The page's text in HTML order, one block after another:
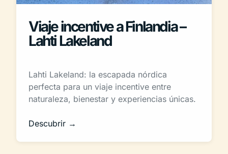
Viaje incentive a Finlandia –
Lahti Lakeland
Lahti Lakeland: la escapada nórdica
perfecta para un viaje incentive entre
naturaleza, bienestar y experiencias únicas.
Descubrir →